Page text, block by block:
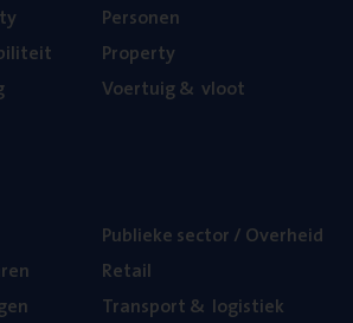
Per­so­nen
Pro­per­ty
Voer­tuig& vloot
Publie­ke sec­tor / Overheid
Retail
Trans­port& logistiek